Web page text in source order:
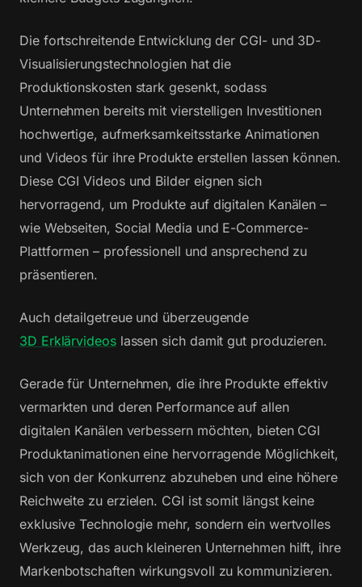
Die fortschreitende Entwicklung der CGI- und 3D-
Visualisierungstechnologien hat die
Produktionskosten stark gesenkt, sodass
Unternehmen bereits mit vierstelligen Investitionen
hochwertige, aufmerksamkeitsstarke Animationen
und Videos für ihre Produkte erstellen lassen können.
Diese CGI Videos und Bilder eignen sich
hervorragend, um Produkte auf digitalen Kanälen –
wie Webseiten, Social Media und E-Commerce-
Plattformen – professionell und ansprechend zu
präsentieren.
Auch detailgetreue und überzeugende
3D Erklärvideoslassen sich damit gut produzieren.
Gerade für Unternehmen, die ihre Produkte effektiv
vermarkten und deren Performance auf allen
digitalen Kanälen verbessern möchten, bieten CGI
Produktanimationen eine hervorragende Möglichkeit,
sich von der Konkurrenz abzuheben und eine höhere
Reichweite zu erzielen. CGI ist somit längst keine
exklusive Technologie mehr, sondern ein wertvolles
Werkzeug, das auch kleineren Unternehmen hilft, ihre
Markenbotschaften wirkungsvoll zu kommunizieren.